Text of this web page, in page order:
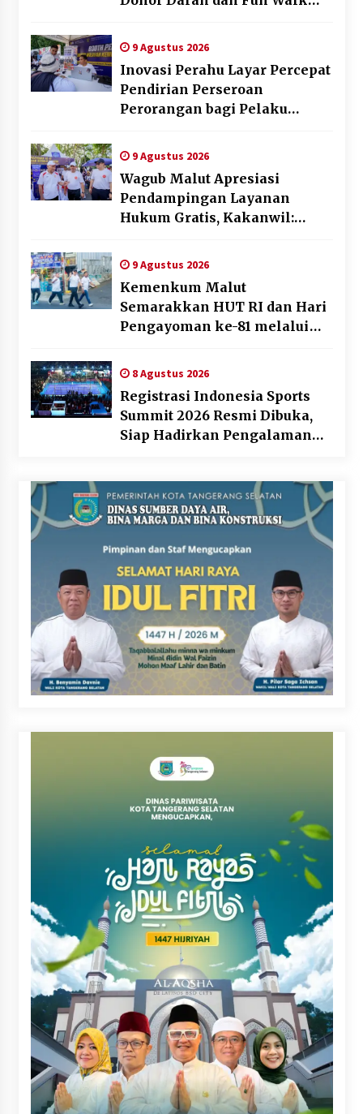
Pemasyarakatan
9 Agustus 2026
Inovasi Perahu Layar Percepat
Pendirian Perseroan
Perorangan bagi Pelaku
9 Agustus 2026
Wagub Malut Apresiasi
Pendampingan Layanan
Hukum Gratis, Kakanwil:
Kini Rp0
9 Agustus 2026
Kemenkum Malut
Semarakkan HUT RI dan Hari
Pengayoman ke-81 melalui
8 Agustus 2026
Registrasi Indonesia Sports
Summit 2026 Resmi Dibuka,
Siap Hadirkan Pengalaman